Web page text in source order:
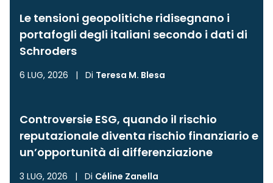
Le tensioni geopolitiche ridisegnano i
portafogli degli italiani secondo i dati di
Schroders
6 LUG, 2026 | Di Teresa M. Blesa
Controversie ESG, quando il rischio
reputazionale diventa rischio finanziario e
un’opportunità di differenziazione
3 LUG, 2026 | Di Céline Zanella